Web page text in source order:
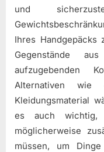
und
Ihres Handgepäcks
Gegenstände
aufzugebenden
Alternativen wie
Kleidungsmaterial
es auch
möglicherweise
müssen, um